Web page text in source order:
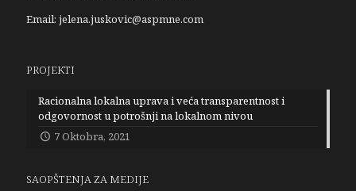
Email: jelena.juskovic@aspmne.com
PROJEKTI
Racionalna lokalna uprava i veća transparentnost i
odgovornost u potrošnji na lokalnom nivou
7 Oktobra, 2021
SAOPŠTENJA ZA MEDIJE